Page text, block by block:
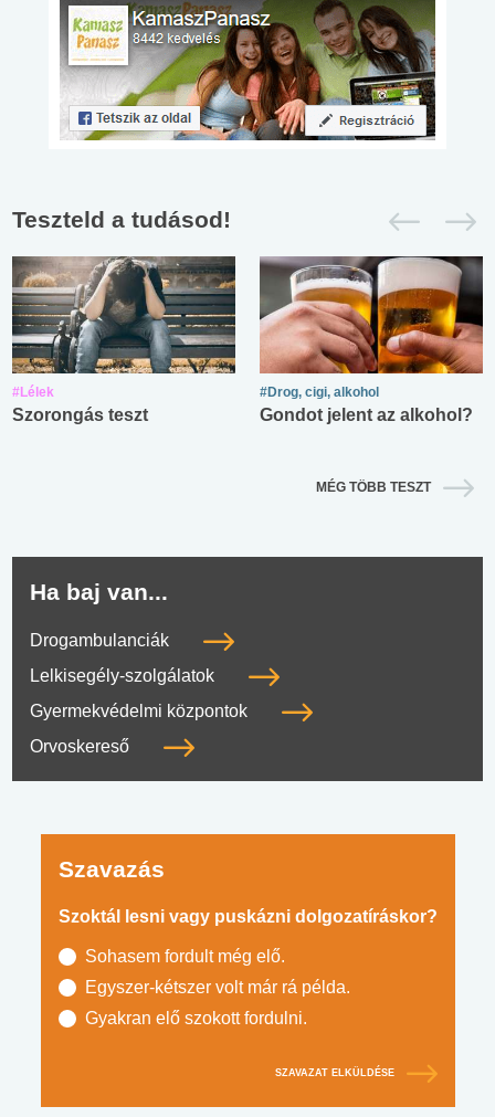
Teszteld a tudásod!
#Lélek
Szorongás teszt
#Drog, cigi, alkohol
Gondot jelent az alkohol?
MÉG TÖBB TESZT
Ha baj van...
Drogambulanciák
Lelkisegély-szolgálatok
Gyermekvédelmi központok
Orvoskereső
Szavazás
Szoktál lesni vagy puskázni dolgozatíráskor?
Sohasem fordult még elő.
Egyszer-kétszer volt már rá példa.
Gyakran elő szokott fordulni.
SZAVAZAT ELKÜLDÉSE